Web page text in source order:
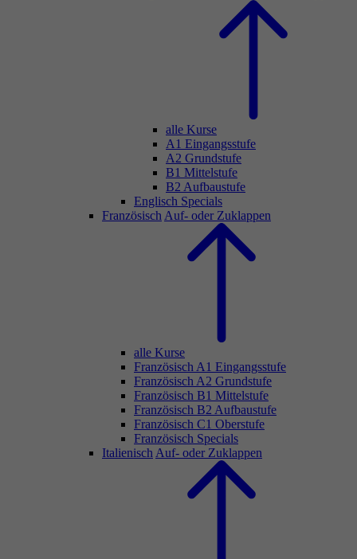
alle Kurse
A1 Eingangsstufe
A2 Grundstufe
B1 Mittelstufe
B2 Aufbaustufe
Englisch Specials
Französisch Auf- oder Zuklappen
alle Kurse
Französisch A1 Eingangsstufe
Französisch A2 Grundstufe
Französisch B1 Mittelstufe
Französisch B2 Aufbaustufe
Französisch C1 Oberstufe
Französisch Specials
Italienisch Auf- oder Zuklappen